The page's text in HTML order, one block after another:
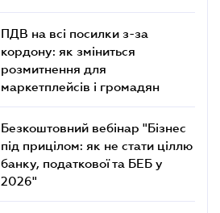
ПДВ на всі посилки з-за
кордону: як зміниться
розмитнення для
маркетплейсів і громадян
Безкоштовний вебінар "Бізнес
під прицілом: як не стати ціллю
банку, податкової та БЕБ у
2026"